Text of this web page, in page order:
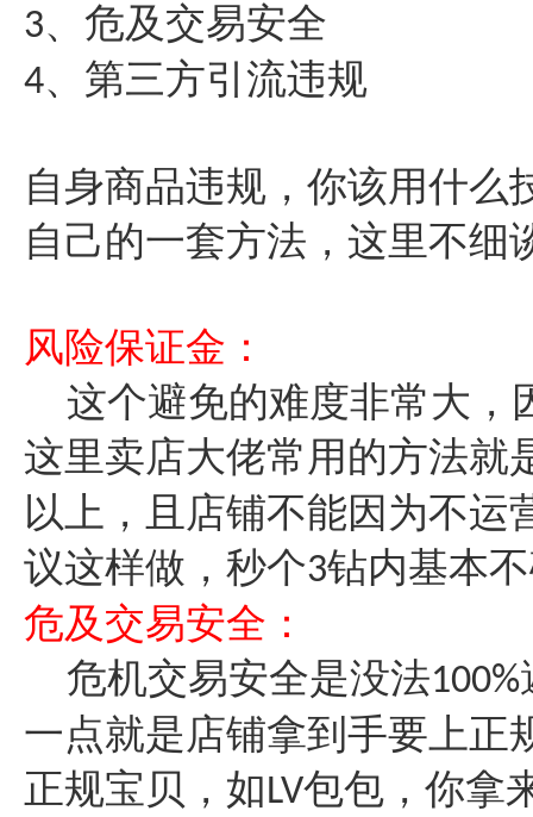
3、危及交易安全
4、第三方引流违规
自身商品违规，你该用什么
自己的一套方法，这里不细
风险保证金：
这个避免的难度非常大，
这里卖店大佬常用的方法就
以上，且店铺不能因为不运
议这样做，秒个3钻内基本
危及交易安全：
危机交易安全是没法100%
一点就是店铺拿到手要上正
正规宝贝，如LV包包，你拿